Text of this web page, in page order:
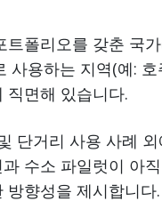
폴리오를 갖춘 국
사용하는 지역(예:
직면해 있습니다.
단거리 사용 사례
수소 파일럿이 아
향성을 제시합니다.